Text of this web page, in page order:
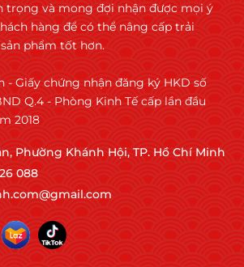
trọng và mong đợi nhận được mọi ý
hàng để có thể nâng cấp trải
phẩm tốt hơn.
- Giấy chứng nhận đăng ký HKD số
Q.4 - Phòng Kinh Tế cấp lần đầu
2018
Phường Khánh Hội, TP. Hồ Chí Minh
088